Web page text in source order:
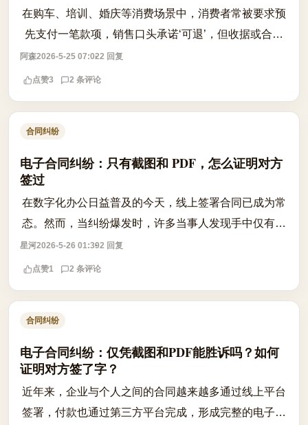
在购车、培训、婚庆等消费场景中，消费者常被要求预
先支付一笔款项，销售口头承诺‘可退’，但收据或合同
却明确标注为‘定金’。一旦反悔，商家便以‘定金不退’为
由拒绝退款，引发争议。根据《...
阿森2026-5-25 07:022 回复
点赞3 2 条评论
合同纠纷
电子合同纠纷：只有截图和 PDF，怎么证明对方
签过
在数字化办公日益普及的今天，线上签署合同已成为常
态。然而，当纠纷爆发时，许多当事人发现手中仅有一
份静态的 PDF 文件或聊天截图，而对方却以“非本人签
署”或“系统漏洞”为由拒绝履行义务...
星河2026-5-26 01:392 回复
点赞1 2 条评论
合同纠纷
电子合同纠纷：仅凭截图和PDF能胜诉吗？如何
证明对方签了字？
近年来，企业与个人之间的合同越来越多通过线上平台
签署，付款也通过第三方平台完成，形成完整的电子化